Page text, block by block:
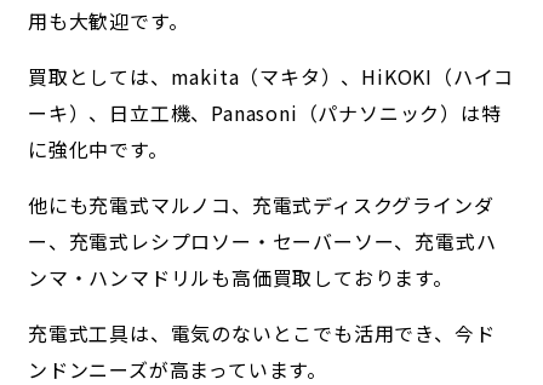
用も大歓迎です。
買取としては、makita（マキタ）、HiKOKI（ハイコ
ーキ）、日立工機、Panasoni（パナソニック）は特
に強化中です。
他にも充電式マルノコ、充電式ディスクグラインダ
ー、充電式レシプロソー・セーバーソー、充電式ハ
ンマ・ハンマドリルも高価買取しております。
充電式工具は、電気のないとこでも活用でき、今ド
ンドンニーズが高まっています。